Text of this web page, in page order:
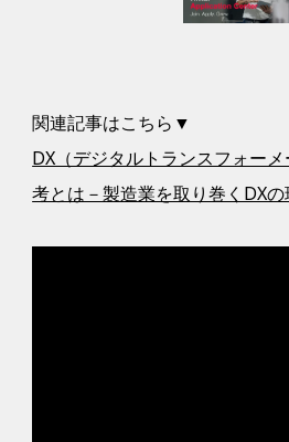
関連記事はこちら▼
DX（デジタルトランスフォー
考とは－製造業を取り巻くDX